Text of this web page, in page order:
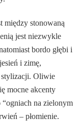
między stonowaną
jest niezwykle
bordo głębi i
i zimę,
stylizacji. Oliwie
mocne akcenty
na zielonym
– płomienie.